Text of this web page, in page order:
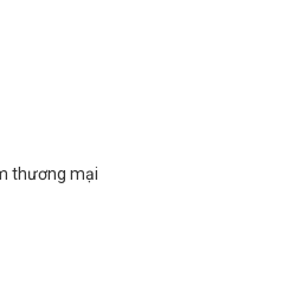
thương mại